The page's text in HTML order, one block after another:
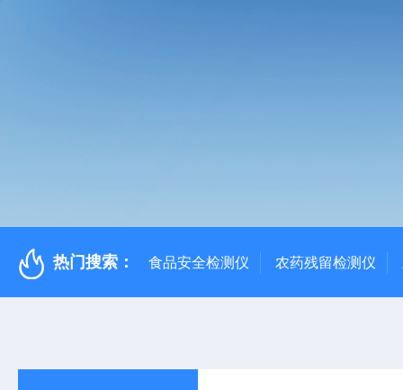
热门搜索： 食品安全检测仪 农药残留检测仪